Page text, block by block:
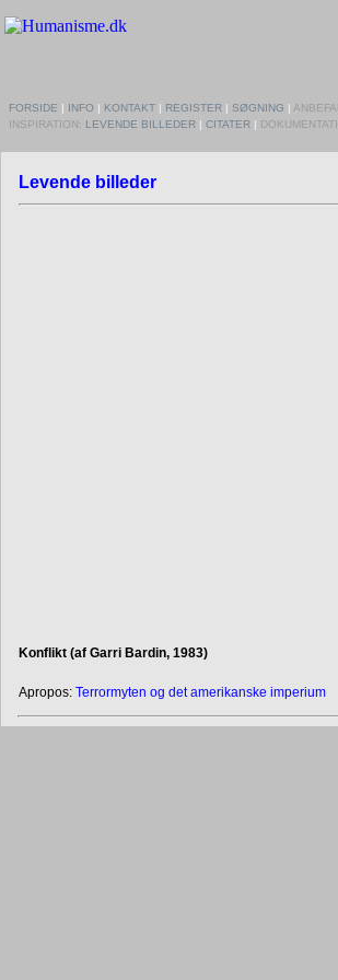
FORSIDE | INFO | KONTAKT | REGISTER | SØGNING |
INSPIRATION: LEVENDE BILLEDER | CITATER |
Levende billeder
Konflikt (af Garri Bardin, 1983)
Apropos: Terrormyten og det amerikanske imperium